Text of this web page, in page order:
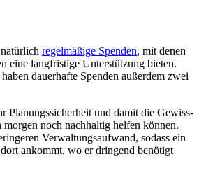
regelmäßige Spenden, mit denen
eine lang­fristige Unterstützung bieten.
dauer­hafte Spenden außerdem zwei
Planungs­sicherheit und damit die Gewiss­
morgen noch nach­haltig helfen können.
Verwaltungs­aufwand, sodass ein
an­kommt, wo er dringend benötigt